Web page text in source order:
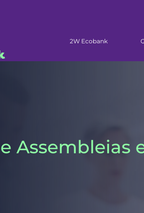
2W Ecobank
Assembleias